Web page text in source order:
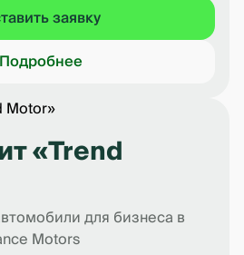
заявку
Подробнее
«Trend
для бизнеса в
Motors